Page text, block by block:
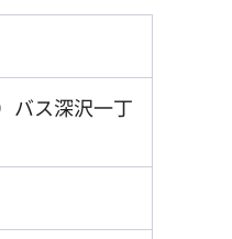
バス深沢一丁